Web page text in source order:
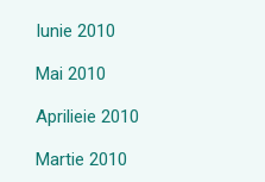
Iunie 2010
Mai 2010
Aprilieie 2010
Martie 2010